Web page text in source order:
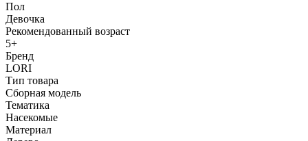
Пол
Девочка
Рекомендованный возраст
5+
Бренд
LORI
Тип товара
Сборная модель
Тематика
Насекомые
Материал